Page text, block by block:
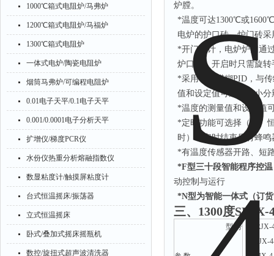
1000℃箱式电阻炉/马弗炉
1200℃箱式电阻炉/马福炉
1300℃箱式电阻炉
一体式电炉/陶瓷电阻炉
烟筒马弗炉/可编程电阻炉
0.01电子天平/0.1电子天平
0.001/0.0001电子分析天平
扩增仪/梯度PCR仪
水份仪热重分析熔融指数仪
数显粘度计/触摸屏粘度计
台式恒温摇床/振荡器
立式恒温摇床
卧式/叠加式摇床摇瓶机
数控/旋扭式超声波清洗器
炉膛。
*温度可达1300℃或
电炉的护口砖，炉门砖
*开门设计，电炉炉门通
炉口上，开启时只需旋
*采用智能模糊PID，与
值和设定值可选择最小
*温度的测量值和设定值
*定时功能可选择（无、
时），定时结束后有蜂
*有温度传感器开路、短
*F型三十段智能程序控温
动控制与运行
*N型为智能一体式（订
三、 1300度
型 号
SRJX-